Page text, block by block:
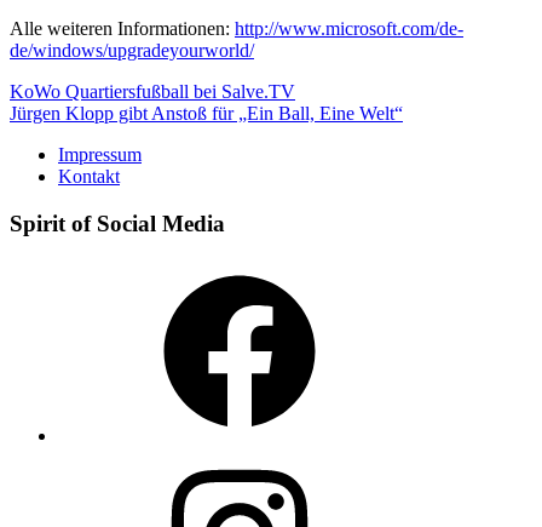
Alle weiteren Informationen: http://www.microsoft.com/de-
de/windows/upgradeyourworld/
Beitragsnavigation
KoWo Quartiersfußball bei Salve.TV
Jürgen Klopp gibt Anstoß für „Ein Ball, Eine Welt“
Impressum
Kontakt
Spirit of Social Media